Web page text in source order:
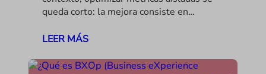
queda corto: la mejora consiste en…
LEER MÁS